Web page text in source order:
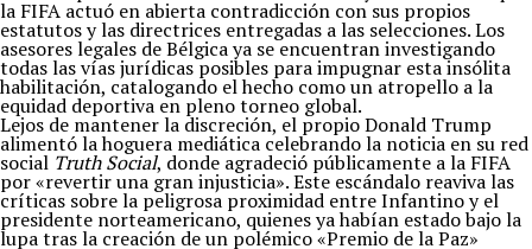
la FIFA actuó en abierta contradicción con sus propios
estatutos y las directrices entregadas a las selecciones. Los
asesores legales de Bélgica ya se encuentran investigando
todas las vías jurídicas posibles para impugnar esta insólita
habilitación, catalogando el hecho como un atropello a la
equidad deportiva en pleno torneo global.
Lejos de mantener la discreción, el propio Donald Trump
alimentó la hoguera mediática celebrando la noticia en su red
social Truth Social, donde agradeció públicamente a la FIFA
por «revertir una gran injusticia». Este escándalo reaviva las
críticas sobre la peligrosa proximidad entre Infantino y el
presidente norteamericano, quienes ya habían estado bajo la
lupa tras la creación de un polémico «Premio de la Paz»